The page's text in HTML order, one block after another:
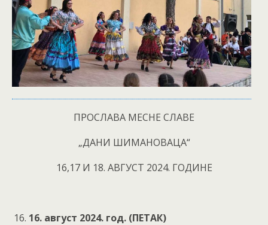
ПРОСЛАВА МЕСНЕ СЛАВЕ
„ДАНИ ШИМАНОВАЦА“
16,17 И 18. АВГУСТ 2024. ГОДИНЕ
16. август 2024. год. (ПЕТАК)